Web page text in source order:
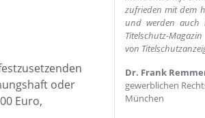
oder
Euro,
zufrieden mit dem
und werden auch
Titelschutz-
von
Dr. Frank
gewerblichen
München